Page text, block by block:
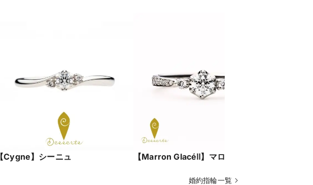
【Cygne】シーニュ 【Marron GlacéⅡ】マロングラッセⅡ
婚約指輪一覧